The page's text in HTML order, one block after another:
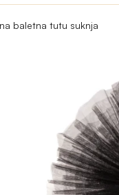
baletna tutu suknja